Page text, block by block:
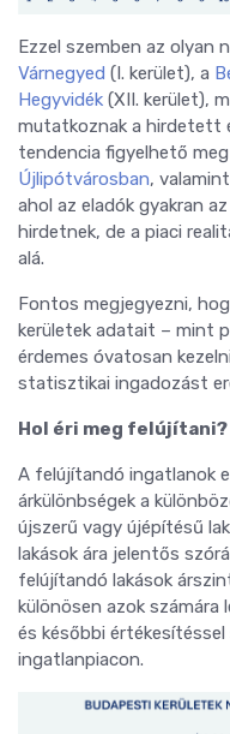
Ezzel szemben az olyan
Várnegyed (I. kerület), a
Hegyvidék (XII. kerület),
mutatkoznak a hirdetett
tendencia figyelhető
Újlipótvárosban,
ahol az eladók gyakran
hirdetnek, de a piaci
alá.
Fontos megjegyezni,
kerületek adatait – mint
érdemes óvatosan
statisztikai ingadozást
Hol éri meg felújítani?
A felújítandó ingatlanok
árkülönbségek a
újszerű vagy újépítésű
lakások ára jelentős
felújítandó lakások
különösen azok
és későbbi
ingatlanpiacon.